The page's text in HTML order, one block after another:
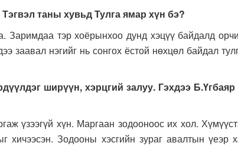
таны хувьд Тулга ямар хүн бэ?
тэр хоёрынхоо дунд хэцүү байдалд
заавал нэгийг нь сонгох ёстой нөхцөл байдал
ширүүн, хэрцгий залуу. Гэхдээ
хүн. Маргаан зодооноос их хол. Хүмүүстэй
хичээсэн. Зодооны хэсгийн зураг авалтын